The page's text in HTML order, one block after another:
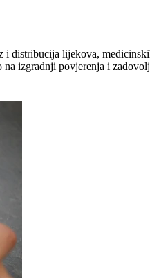
lijekova,
izgradnji povjerenja i